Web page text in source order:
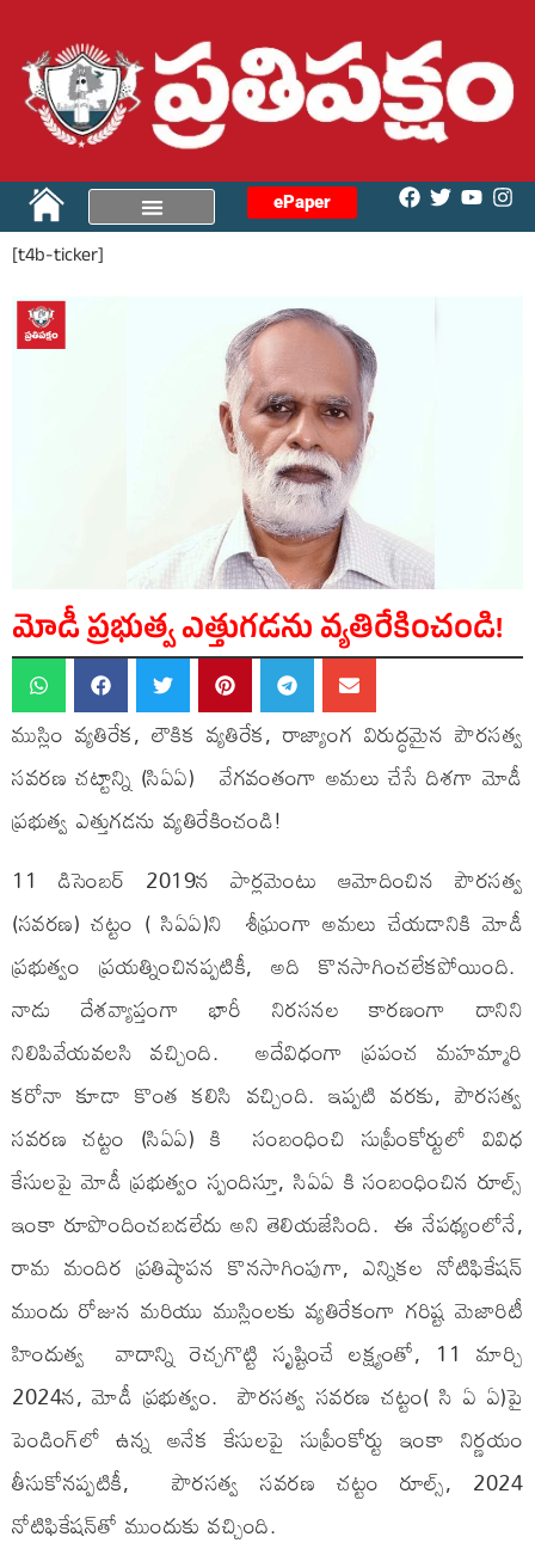
ePaper
[t4b-ticker]
మోడీ ప్రభుత్వ ఎత్తుగడను వ్యతిరేకించండి!
ముస్లిం వ్యతిరేక, లౌకిక వ్యతిరేక, రాజ్యాంగ విరుద్ధమైన పౌరసత్వ
సవరణ చట్టాన్ని (సిఏఏ) వేగవంతంగా అమలు చేసే దిశగా మోడీ
ప్రభుత్వ ఎత్తుగడను వ్యతిరేకించండి!
11 డిసెంబర్ 2019న పార్లమెంటు ఆమోదించిన పౌరసత్వ
(సవరణ) చట్టం ( సిఏఏ)ని శీఘ్రంగా అమలు చేయడానికి మోడీ
ప్రభుత్వం ప్రయత్నించినప్పటికీ, అది కొనసాగించలేకపోయింది.
నాడు దేశవ్యాప్తంగా భారీ నిరసనల కారణంగా దానిని
నిలిపివేయవలసి వచ్చింది. అదేవిధంగా ప్రపంచ మహమ్మారి
కరోనా కూడా కొంత కలిసి వచ్చింది. ఇప్పటి వరకు, పౌరసత్వ
సవరణ చట్టం (సిఏఏ) కి సంబంధించి సుప్రీంకోర్టులో వివిధ
కేసులపై మోడీ ప్రభుత్వం స్పందిస్తూ, సిఏఏ కి సంబంధించిన రూల్స్
ఇంకా రూపొందించబడలేదు అని తెలియజేసింది. ఈ నేపథ్యంలోనే,
రామ మందిర ప్రతిష్ఠాపన కొనసాగింపుగా, ఎన్నికల నోటిఫికేషన్
ముందు రోజున మరియు ముస్లింలకు వ్యతిరేకంగా గరిష్ట మెజారిటీ
హిందుత్వ వాదాన్ని రెచ్చగొట్టి సృష్టించే లక్ష్యంతో, 11 మార్చి
2024న, మోడీ ప్రభుత్వం. పౌరసత్వ సవరణ చట్టం( సి ఏ ఏ)పై
పెండింగ్‌లో ఉన్న అనేక కేసులపై సుప్రీంకోర్టు ఇంకా నిర్ణయం
తీసుకోనప్పటికీ, పౌరసత్వ సవరణ చట్టం రూల్స్, 2024
నోటిఫికేషన్‌తో ముందుకు వచ్చింది.